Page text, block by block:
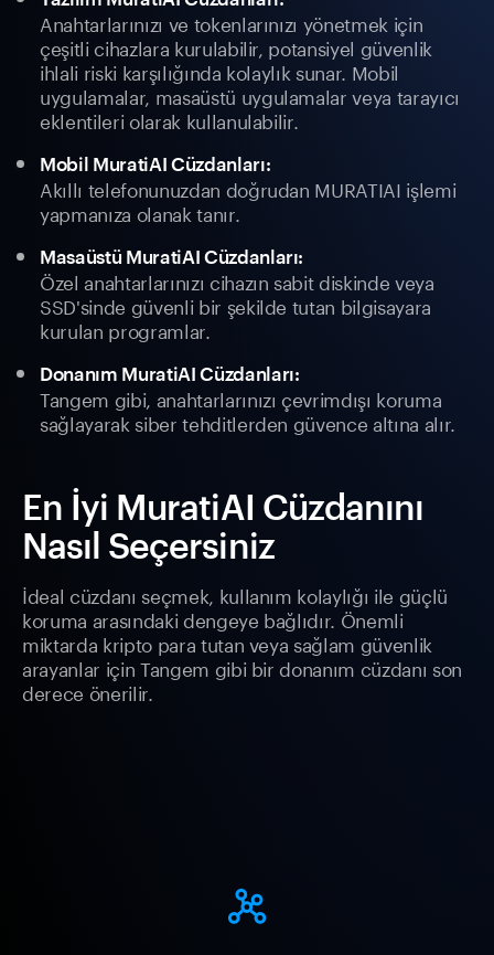
Anahtarlarınızı ve tokenlarınızı yönetmek için
çeşitli cihazlara kurulabilir, potansiyel güvenlik
ihlali riski karşılığında kolaylık sunar. Mobil
uygulamalar, masaüstü uygulamalar veya tarayıcı
eklentileri olarak kullanulabilir.
Mobil MuratiAI Cüzdanları:
Akıllı telefonunuzdan doğrudan MURATIAI işlemi
yapmanıza olanak tanır.
Masaüstü MuratiAI Cüzdanları:
Özel anahtarlarınızı cihazın sabit diskinde veya
SSD'sinde güvenli bir şekilde tutan bilgisayara
kurulan programlar.
Donanım MuratiAI Cüzdanları:
Tangem gibi, anahtarlarınızı çevrimdışı koruma
sağlayarak siber tehditlerden güvence altına alır.
En İyi MuratiAI Cüzdanını
Nasıl Seçersiniz
İdeal cüzdanı seçmek, kullanım kolaylığı ile güçlü
koruma arasındaki dengeye bağlıdır. Önemli
miktarda kripto para tutan veya sağlam güvenlik
arayanlar için Tangem gibi bir donanım cüzdanı son
derece önerilir.